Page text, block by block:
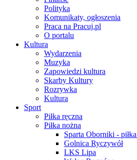
Polityka
Komunikaty, ogłoszenia
Praca na Pracuj.pl
O portalu
Kultura
Wydarzenia
Muzyka
Zapowiedzi kultura
Skarby Kultury
Rozrywka
Kultura
Sport
Piłka ręczna
Piłka nożna
Sparta Oborniki -
Golnica Ryczywół
LKS Lipa